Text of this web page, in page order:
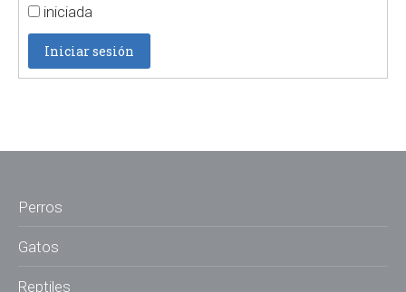
iniciada
Iniciar sesión
Perros
Gatos
Reptiles